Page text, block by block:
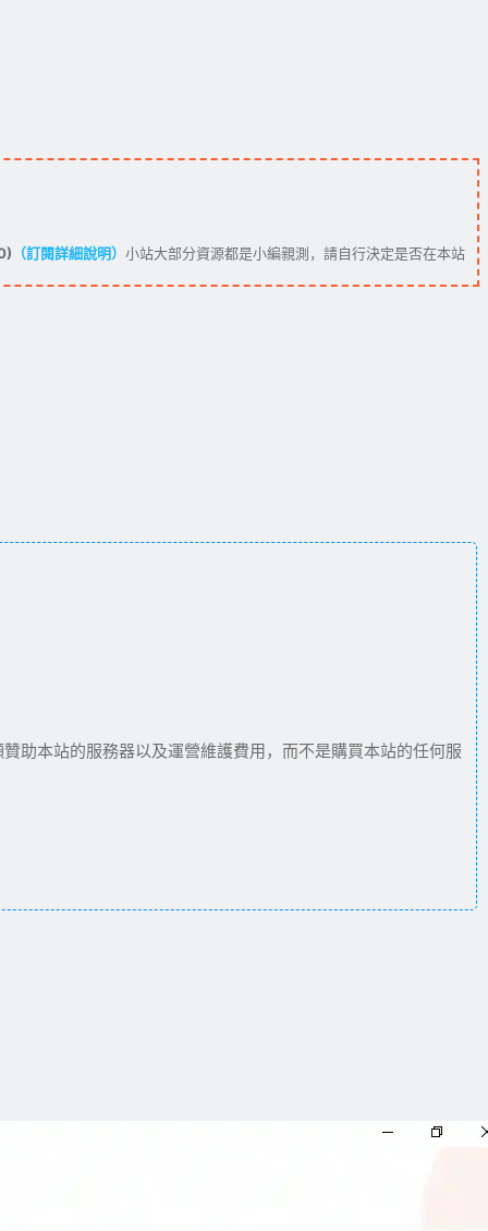
（訂閱詳細說明） 小站大部分資源都是小編親測，請自行決定是否在本站
助本站的服務器以及運營維護費用，而不是購買本站的任何服